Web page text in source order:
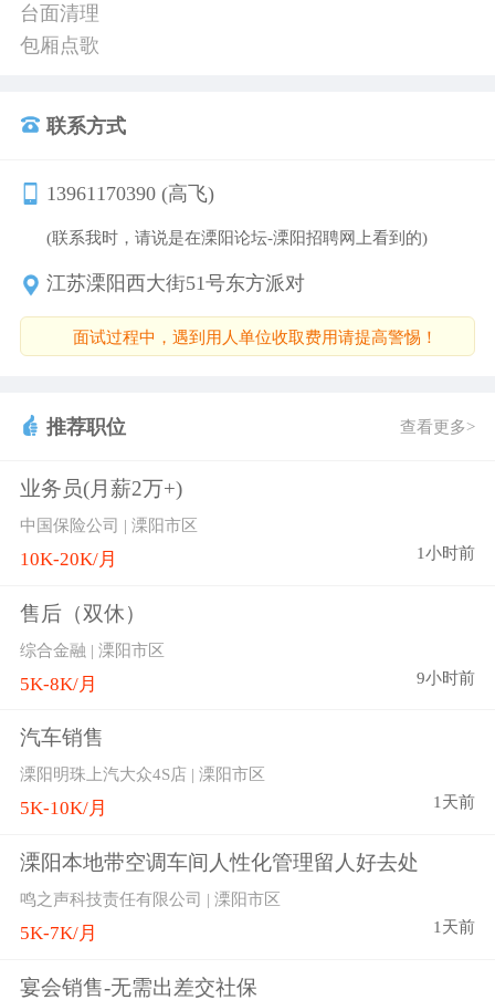
台面清理
包厢点歌
联系方式
13961170390 (高飞)
(联系我时，请说是在溧阳论坛-溧阳招聘网上看到的)
江苏溧阳西大街51号东方派对
面试过程中，遇到用人单位收取费用请提高警惕！
推荐职位 查看更多>
业务员(月薪2万+)
中国保险公司 | 溧阳市区
10K-20K/月 1小时前
售后（双休）
综合金融 | 溧阳市区
5K-8K/月 9小时前
汽车销售
溧阳明珠上汽大众4S店 | 溧阳市区
5K-10K/月 1天前
溧阳本地带空调车间人性化管理留人好去处
鸣之声科技责任有限公司 | 溧阳市区
5K-7K/月 1天前
宴会销售-无需出差交社保